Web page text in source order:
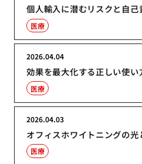
個人輸入に潜むリスクと自己
医療
効果を最大化する正しい使い
2026.04.04
医療
オフィスホワイトニングの
2026.04.03
医療